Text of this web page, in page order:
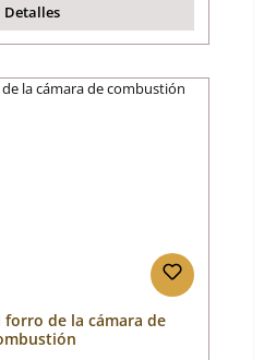
Detalles
forro de la cámara de